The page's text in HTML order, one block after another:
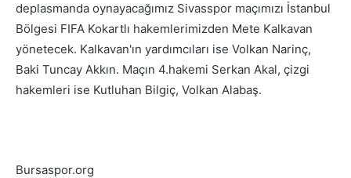
deplasmanda oynayacağımız Sivasspor maçımızı İstanbul
Bölgesi FIFA Kokartlı hakemlerimizden Mete Kalkavan
yönetecek. Kalkavan'ın yardımcıları ise Volkan Narinç,
Baki Tuncay Akkın. Maçın 4.hakemi Serkan Akal, çizgi
hakemleri ise Kutluhan Bilgiç, Volkan Alabaş.
Bursaspor.org